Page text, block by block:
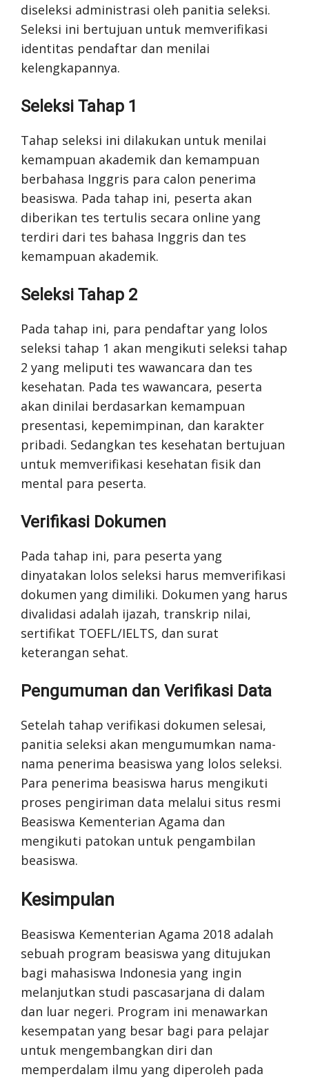
diseleksi administrasi oleh panitia seleksi.
Seleksi ini bertujuan untuk memverifikasi
identitas pendaftar dan menilai
kelengkapannya.
Seleksi Tahap 1
Tahap seleksi ini dilakukan untuk menilai
kemampuan akademik dan kemampuan
berbahasa Inggris para calon penerima
beasiswa. Pada tahap ini, peserta akan
diberikan tes tertulis secara online yang
terdiri dari tes bahasa Inggris dan tes
kemampuan akademik.
Seleksi Tahap 2
Pada tahap ini, para pendaftar yang lolos
seleksi tahap 1 akan mengikuti seleksi tahap
2 yang meliputi tes wawancara dan tes
kesehatan. Pada tes wawancara, peserta
akan dinilai berdasarkan kemampuan
presentasi, kepemimpinan, dan karakter
pribadi. Sedangkan tes kesehatan bertujuan
untuk memverifikasi kesehatan fisik dan
mental para peserta.
Verifikasi Dokumen
Pada tahap ini, para peserta yang
dinyatakan lolos seleksi harus memverifikasi
dokumen yang dimiliki. Dokumen yang harus
divalidasi adalah ijazah, transkrip nilai,
sertifikat TOEFL/IELTS, dan surat
keterangan sehat.
Pengumuman dan Verifikasi Data
Setelah tahap verifikasi dokumen selesai,
panitia seleksi akan mengumumkan nama-
nama penerima beasiswa yang lolos seleksi.
Para penerima beasiswa harus mengikuti
proses pengiriman data melalui situs resmi
Beasiswa Kementerian Agama dan
mengikuti patokan untuk pengambilan
beasiswa.
Kesimpulan
Beasiswa Kementerian Agama 2018 adalah
sebuah program beasiswa yang ditujukan
bagi mahasiswa Indonesia yang ingin
melanjutkan studi pascasarjana di dalam
dan luar negeri. Program ini menawarkan
kesempatan yang besar bagi para pelajar
untuk mengembangkan diri dan
memperdalam ilmu yang diperoleh pada